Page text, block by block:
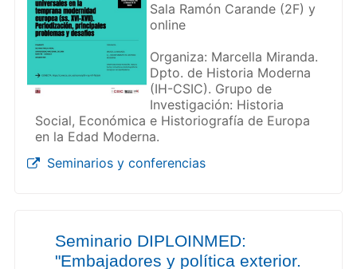
Sala Ramón Carande (2F) y
online
Organiza: Marcella Miranda.
Dpto. de Historia Moderna
(IH-CSIC). Grupo de
Investigación: Historia
Social, Económica e Historiografía de Europa
en la Edad Moderna.
Seminarios y conferencias
Seminario DIPLOINMED:
"Embajadores y política exterior.